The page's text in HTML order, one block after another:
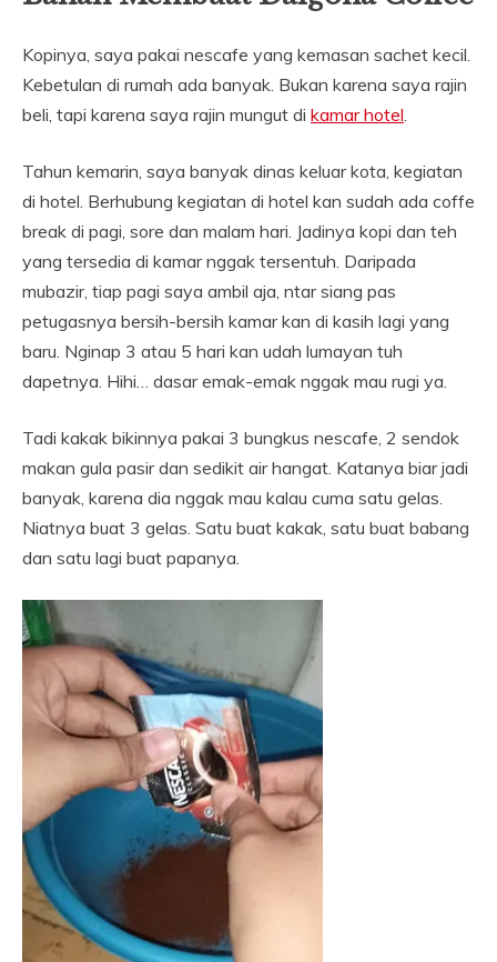
Kopinya, saya pakai nescafe yang kemasan sachet kecil.
Kebetulan di rumah ada banyak. Bukan karena saya rajin
beli, tapi karena saya rajin mungut di kamar hotel
Tahun kemarin, saya banyak dinas keluar kota, kegiatan
di hotel. Berhubung kegiatan di hotel kan sudah ada coffe
break di pagi, sore dan malam hari. Jadinya kopi dan teh
yang tersedia di kamar nggak tersentuh. Daripada
mubazir, tiap pagi saya ambil aja, ntar siang pas
petugasnya bersih-bersih kamar kan di kasih lagi yang
baru. Nginap 3 atau 5 hari kan udah lumayan tuh
dapetnya. Hihi… dasar emak-emak nggak mau rugi ya.
Tadi kakak bikinnya pakai 3 bungkus nescafe, 2 sendok
makan gula pasir dan sedikit air hangat. Katanya biar jadi
banyak, karena dia nggak mau kalau cuma satu gelas.
Niatnya buat 3 gelas. Satu buat kakak, satu buat babang
dan satu lagi buat papanya.